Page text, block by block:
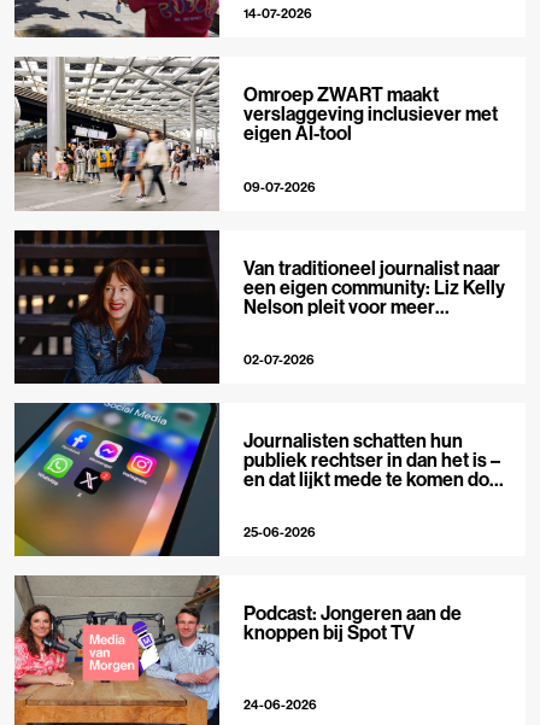
14-07-2026
Omroep ZWART maakt
verslaggeving inclusiever met
eigen AI-tool
09-07-2026
Van traditioneel journalist naar
een eigen community: Liz Kelly
Nelson pleit voor meer
02-07-2026
Journalisten schatten hun
publiek rechtser in dan het is –
en dat lijkt mede te komen door
25-06-2026
Podcast: Jongeren aan de
knoppen bij Spot TV
24-06-2026